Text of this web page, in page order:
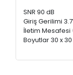
SNR 90 dB
Giriş Gerilimi
İletim Mesafesi
Boyutlar 30 x